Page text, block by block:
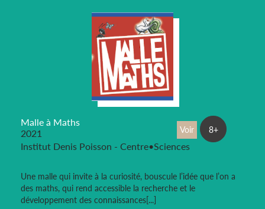
Malle à Maths
2021
Institut Denis Poisson - Centre•Sciences
Une malle qui invite à la curiosité, bouscule l’idée que l’on a
des maths, qui rend accessible la recherche et le
développement des connaissances[...]
Voir 8+